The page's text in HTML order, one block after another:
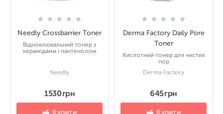
Needly Crossbarrier Toner
Відновлювальний тонер з
керамідами і пантенолом
Needly
1530 грн
Купити
Derma Factory Daily Pore
Toner
Кислотний тонер для чистих
пор
Derma Factory
645 грн
Купити